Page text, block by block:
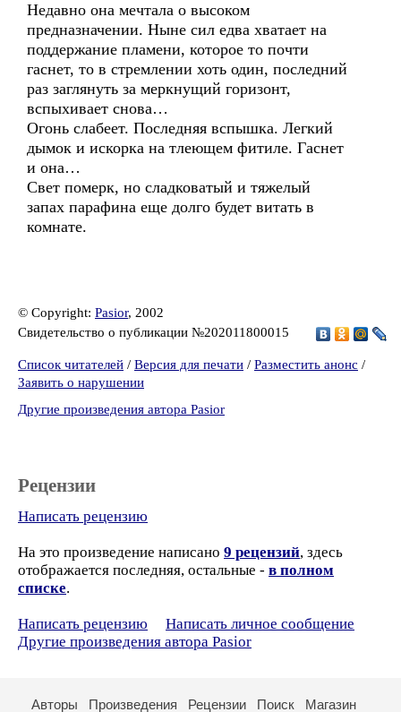
Недавно она мечтала о высоком
предназначении. Ныне сил едва хватает на
поддержание пламени, которое то почти
гаснет, то в стремлении хоть один, последний
раз заглянуть за меркнущий горизонт,
вспыхивает снова…
Огонь слабеет. Последняя вспышка. Легкий
дымок и искорка на тлеющем фитиле. Гаснет
и она…
Свет померк, но сладковатый и тяжелый
запах парафина еще долго будет витать в
комнате.
© Copyright: Pasior, 2002
Свидетельство о публикации №202011800015
Список читателей / Версия для печати / Разместить анонс /
Заявить о нарушении
Другие произведения автора Pasior
Рецензии
Написать рецензию
На это произведение написано 9 рецензий, здесь
отображается последняя, остальные - в полном
списке.
Написать рецензию
Написать личное сообщение
Другие произведения автора Pasior
Авторы Произведения Рецензии Поиск Магазин